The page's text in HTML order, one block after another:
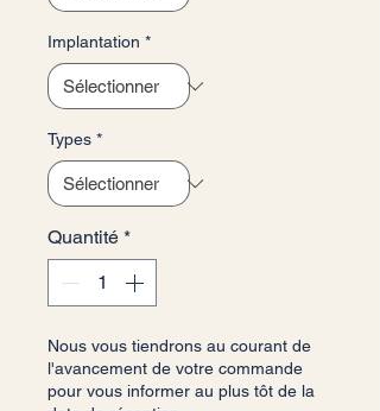
Implantation *
Types *
Quantité *
Nous vous tiendrons au courant de
l'avancement de votre commande
pour vous informer au plus tôt de la